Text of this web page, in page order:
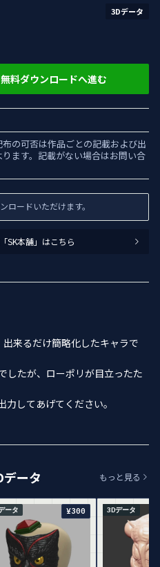
3Dデータ
無料ダウンロードへ進む
の可否は作品ごとの記載および出
ます。記載がない場合はお問い合
ロードいただけます。
SK本舗」はこちら
来るだけ簡略化したキャラで
したが、ローポリが目立ったた
してあげてください。
ータ もっと見る
ータ ¥300 3Dデータ